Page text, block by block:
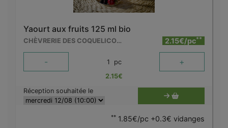
Yaourt aux fruits 125 ml bio
CHÈVRERIE DES COQUELICOTS 2.15€/pc**
- 1 pc +
2.15€
Réception souhaitée le
** 1.85€/pc +0.3€ vidanges